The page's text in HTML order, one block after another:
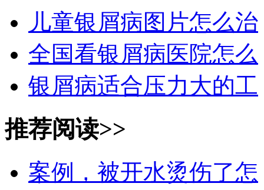
儿童银屑病图片怎么治
全国看银屑病医院怎么
银屑病适合压力大的工
推荐阅读>>
案例，被开水烫伤了怎